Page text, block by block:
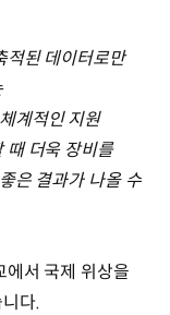
적된 데이터로만
계적인 지원
때 더욱 장비를
은 결과가 나올 수
서 국제 위상을
다.